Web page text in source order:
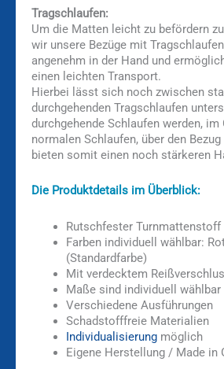
Tragschlaufen:
Um die Matten leicht zu befördern
wir unsere Bezüge mit
angenehm in der Hand und
einen leichten Transport.
Hierbei lässt sich noch zwischen
durchgehenden Tragschlaufen
durchgehende Schlaufen werden, im
normalen Schlaufen, über den
bieten somit einen noch stärkeren
Die Produktdetails im Überblick:
Rutschfester Turnmattenstoff
Farben individuell wählbar:
(Standardfarbe)
Mit verdecktem
Maße sind
Verschiedene Ausführungen
Schadstofffreie Materialien
Individualisierungmöglich
Eigene Herstellung / Made in